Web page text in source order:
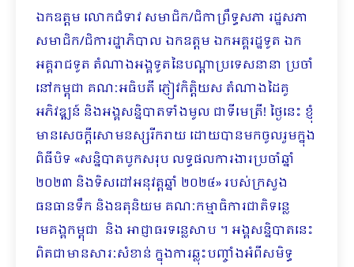
ឯកឧត្ដម លោកជំទាវ សមាជិក/ជិកាព្រឹទ្ធសភា រដ្ឋសភា
សមាជិក/ជិការដ្ឋាភិបាល ឯកឧត្ដម ឯកអគ្គរដ្ឋទូត ឯក
អគ្គរាជទូត តំណាងអង្គទូតនៃបណ្ដាប្រទេសនានា ប្រចាំ
នៅកម្ពុជា គណៈអធិបតី ភ្ញៀវកិត្តិយស តំណាងដៃគូ
អភិវឌ្ឍន៍ និងអង្គសន្និបាតទាំងមូល ជាទីមេត្រី! ថ្ងៃនេះ ខ្ញុំ
មានសេចក្តីសោមនស្សរីករាយ ដោយបានមកចូលរួមក្នុង
ពិធីបិទ «សន្និបាតបូកសរុប លទ្ធផលការងារប្រចាំឆ្នាំ
២០២៣ និងទិសដៅអនុវត្តឆ្នាំ ២០២៤» របស់ក្រសួង
ធនធានទឹក និងឧតុនិយម គណៈកម្មាធិការជាតិទន្លេ
មេគង្គកម្ពុជា និង អាជ្ញាធរ​ទន្លេសាប ។ អង្គសន្និបាតនេះ
ពិតជាមានសារៈសំខាន់ ក្នុងការឆ្លុះបញ្ចាំងអំពីសមិទ្ធ